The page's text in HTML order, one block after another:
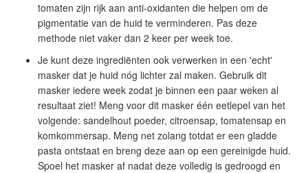
tomaten zijn rijk aan anti-oxidanten die helpen om de
pigmentatie van de huid te verminderen. Pas deze
methode niet vaker dan 2 keer per week toe.
Je kunt deze ingrediënten ook verwerken in een 'echt'
masker dat je huid nóg lichter zal maken. Gebruik dit
masker iedere week zodat je binnen een paar weken al
resultaat ziet! Meng voor dit masker één eetlepel van het
volgende: sandelhout poeder, citroensap, tomatensap en
komkommersap. Meng net zolang totdat er een gladde
pasta ontstaat en breng deze aan op een gereinigde huid.
Spoel het masker af nadat deze volledig is gedroogd en